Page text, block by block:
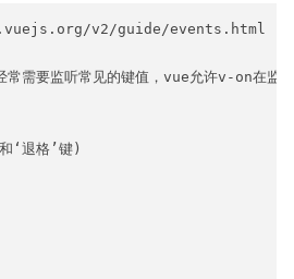
v2/guide/events.html